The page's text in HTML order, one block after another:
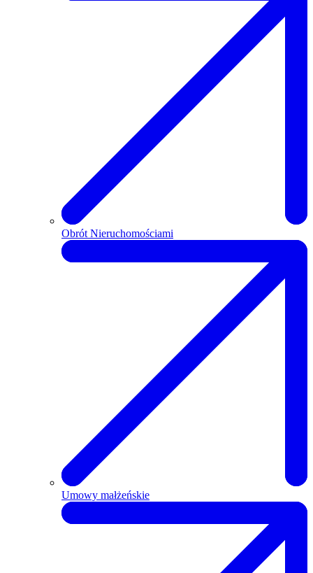
Obrót Nieruchomościami
Umowy małżeńskie